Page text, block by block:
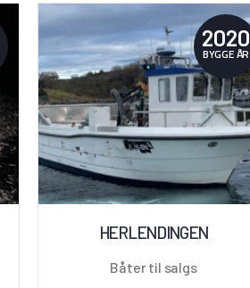
2020
BYGGE ÅR
HERLENDINGEN
Båter til salgs